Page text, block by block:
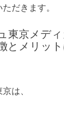
だきます。
東京メデ
とメリット
は、